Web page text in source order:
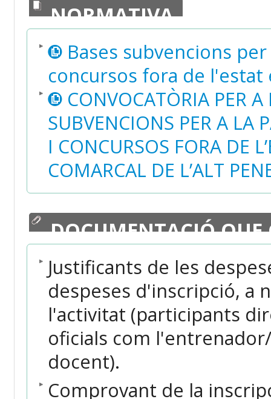
NORMATIVA
Bases subvencions
concursos fora de l'estat
CONVOCATÒRIA PER A
SUBVENCIONS PER A LA
I CONCURSOS FORA DE
COMARCAL DE L’ALT
DOCUMENTACIÓ QUE
Justificants de les
despeses d'inscripció, a
l'activitat (participants
oficials com
docent).
Comprovant de la